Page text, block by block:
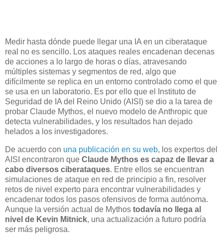
Medir hasta dónde puede llegar una IA en un ciberataque
real no es sencillo. Los ataques reales encadenan decenas
de acciones a lo largo de horas o días, atravesando
múltiples sistemas y segmentos de red, algo que
difícilmente se replica en un entorno controlado como el que
se usa en un laboratorio. Es por ello que el Instituto de
Seguridad de IA del Reino Unido (AISI) se dio a la tarea de
probar Claude Mythos, el nuevo modelo de Anthropic que
detecta vulnerabilidades, y los resultados han dejado
helados a los investigadores.
De acuerdo con una publicación en su web, los expertos del
AISI encontraron que Claude Mythos es capaz de llevar a
cabo diversos ciberataques. Entre ellos se encuentran
simulaciones de ataque en red de principio a fin, resolver
retos de nivel experto para encontrar vulnerabilidades y
encadenar todos los pasos ofensivos de forma autónoma.
Aunque la versión actual de Mythos todavía no llega al
nivel de Kevin Mitnick, una actualización a futuro podría
ser más peligrosa.